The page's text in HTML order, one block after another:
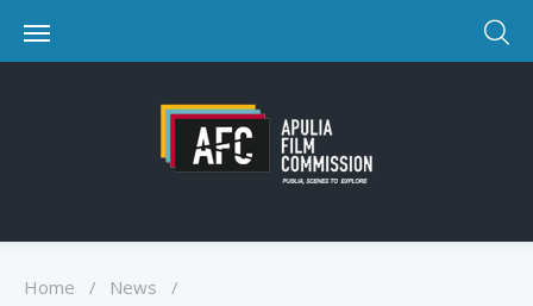
Home / News
/